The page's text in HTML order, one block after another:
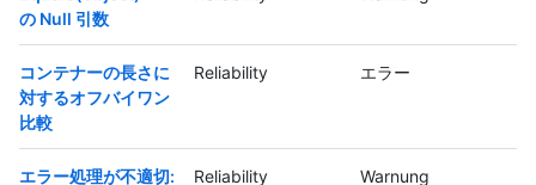
の Null 引数
コンテナーの長さに
対するオフバイワン
比較
Reliability エラー
エラー処理が不適切:
Reliability Warnung